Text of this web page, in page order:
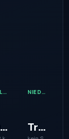
WOLKENBASIS
1987 m
NIEDERSCHLAGSRISIKO
Trocken